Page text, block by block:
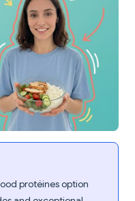
protéines option